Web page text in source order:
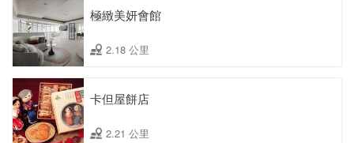
極緻美妍會館
2.18 公里
卡但屋餅店
2.21 公里